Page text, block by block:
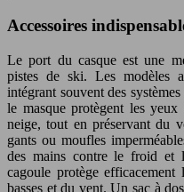
Accessoires
Le port du casque est une
pistes de ski. Les modèles
intégrant souvent des
le masque protègent les
neige, tout en préservant du
gants ou moufles
des mains contre le froid et
cagoule protège
basses et du vent. Un sac à